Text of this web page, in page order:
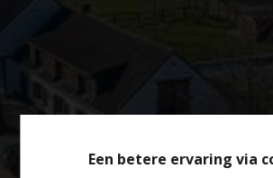
Een betere ervaring via